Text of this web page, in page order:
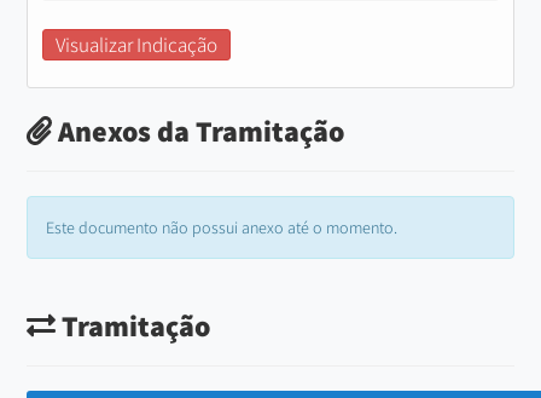
Visualizar Indicação
Anexos da Tramitação
Este documento não possui anexo até o momento.
Tramitação